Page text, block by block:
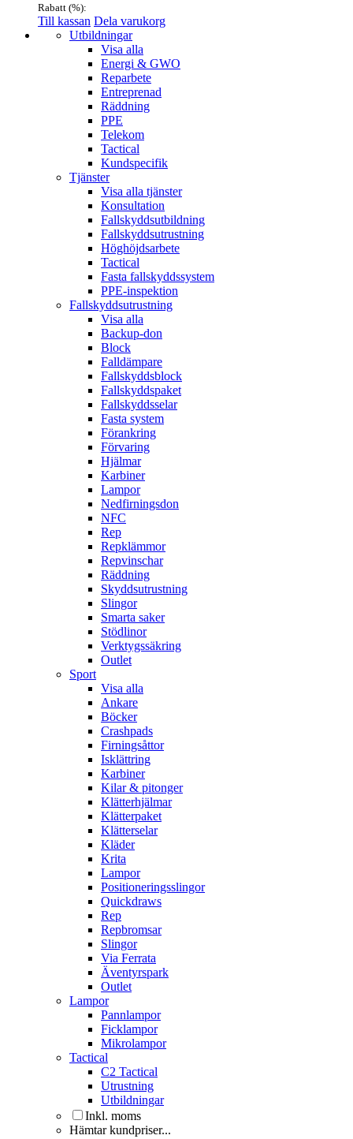
Rabatt (%):
Till kassan Dela varukorg
Menu Utbildningar
Visa alla
Energi & GWO
Reparbete
Entreprenad
Räddning
PPE
Telekom
Tactical
Kundspecifik
Tjänster
Visa alla tjänster
Konsultation
Fallskyddsutbildning
Fallskyddsutrustning
Höghöjdsarbete
Tactical
Fasta fallskyddssystem
PPE-inspektion
Fallskyddsutrustning
Visa alla
Backup-don
Block
Falldämpare
Fallskyddsblock
Fallskyddspaket
Fallskyddsselar
Fasta system
Förankring
Förvaring
Hjälmar
Karbiner
Lampor
Nedfirningsdon
NFC
Rep
Repklämmor
Repvinschar
Räddning
Skyddsutrustning
Slingor
Smarta saker
Stödlinor
Verktygssäkring
Outlet
Sport
Visa alla
Ankare
Böcker
Crashpads
Firningsåttor
Isklättring
Karbiner
Kilar & pitonger
Klätterhjälmar
Klätterpaket
Klätterselar
Kläder
Krita
Lampor
Positioneringsslingor
Quickdraws
Rep
Repbromsar
Slingor
Via Ferrata
Äventyrspark
Outlet
Lampor
Pannlampor
Ficklampor
Mikrolampor
Tactical
C2 Tactical
Utrustning
Utbildningar
Inkl. moms
Hämtar kundpriser...